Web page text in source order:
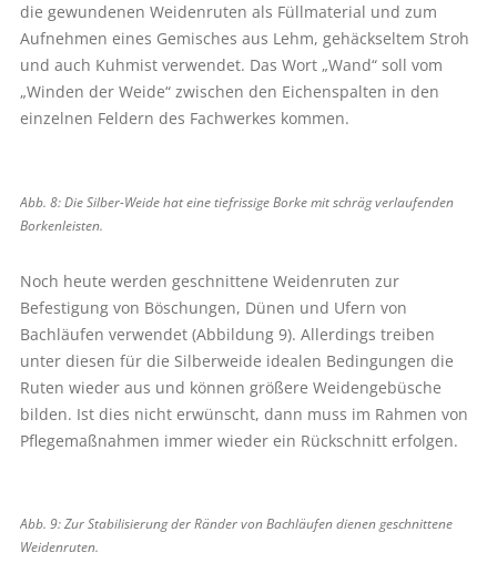
die gewundenen Weidenruten als Füllmaterial und zum
Aufnehmen eines Gemisches aus Lehm, gehäckseltem Stroh
und auch Kuhmist verwendet. Das Wort „Wand“ soll vom
„Winden der Weide“ zwischen den Eichenspalten in den
einzelnen Feldern des Fachwerkes kommen.
Abb. 8: Die Silber-Weide hat eine tiefrissige Borke mit schräg verlaufenden
Borkenleisten.
Noch heute werden geschnittene Weidenruten zur
Befestigung von Böschungen, Dünen und Ufern von
Bachläufen verwendet (Abbildung 9). Allerdings treiben
unter diesen für die Silberweide idealen Bedingungen die
Ruten wieder aus und können größere Weidengebüsche
bilden. Ist dies nicht erwünscht, dann muss im Rahmen von
Pflegemaßnahmen immer wieder ein Rückschnitt erfolgen.
Abb. 9: Zur Stabilisierung der Ränder von Bachläufen dienen geschnittene
Weidenruten.